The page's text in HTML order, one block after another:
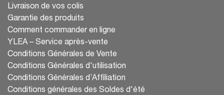
Livraison de vos colis
Garantie des produits
Comment commander en ligne
YLEA – Service après-vente
Conditions Générales de Vente
Conditions Générales d'utilisation
Conditions Générales d’Affiliation
Conditions générales des Soldes d'été